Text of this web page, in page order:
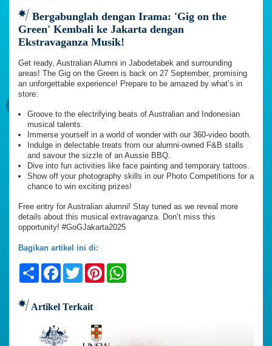
Bergabunglah dengan Irama: 'Gig on the
Green' Kembali ke Jakarta dengan
Ekstravaganza Musik!
Get ready, Australian Alumni in Jabodetabek and surrounding
areas! The Gig on the Green is back on 27 September, promising
an unforgettable experience! Prepare to be amazed by what’s in
store:
Groove to the electrifying beats of Australian and Indonesian
musical talents.
Immerse yourself in a world of wonder with our 360-video booth.
Indulge in delectable treats from our alumni-owned F&B stalls
and savour the sizzle of an Aussie BBQ.
Dive into fun activities like face painting and temporary tattoos.
Show off your photography skills in our Photo Competitions for a
chance to win exciting prizes!
Free entry for Australian alumni! Stay tuned as we reveal more
details about this musical extravaganza. Don’t miss this
opportunity! #GoGJakarta2025
Bagikan artikel ini di:
ShareFacebook
TwitterPinterest
Artikel Terkait